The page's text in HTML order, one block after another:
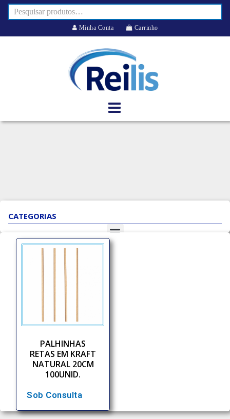
Minha Conta Carrinho
CATEGORIAS
PALHINHAS
RETAS EM KRAFT
NATURAL 20CM
100UNID.
Sob Consulta